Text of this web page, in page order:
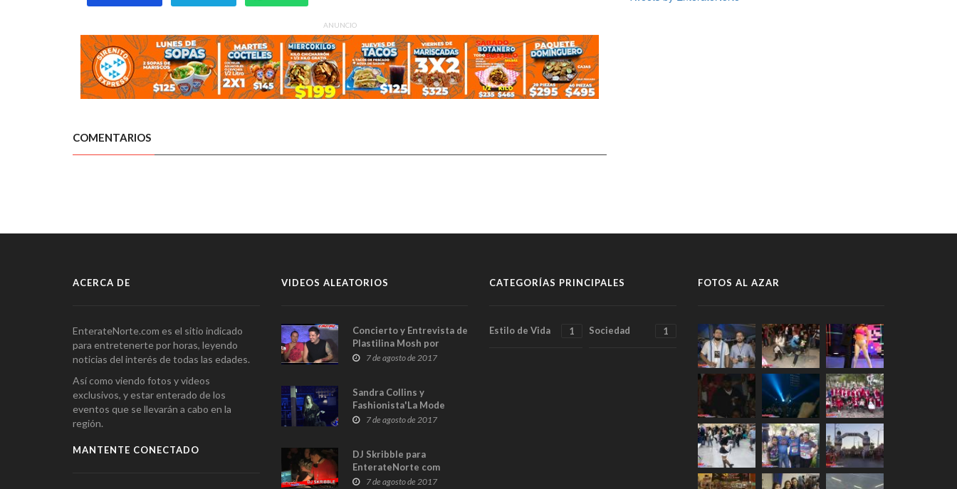
ANUNCIO
COMENTARIOS
ACERCA DE
EnterateNorte.com es el sitio indicado
para entretenerte por horas, leyendo
noticias del interés de todas las edades.
Así como viendo fotos y videos
exclusivos, y estar enterado de los
eventos que se llevarán a cabo en la
región.
MANTENTE CONECTADO
VIDEOS ALEATORIOS
Concierto y Entrevista de
Plastilina Mosh por
EnterateNorte
7 de agosto de 2017
Sandra Collins y
Fashionista'La Mode
Fashion Show
7 de agosto de 2017
DJ Skribble para
EnterateNorte com
7 de agosto de 2017
CATEGORÍAS PRINCIPALES
Estilo de Vida 1 Sociedad 1
FOTOS AL AZAR